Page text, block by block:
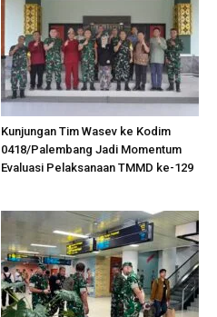
Kunjungan Tim Wasev ke Kodim
0418/Palembang Jadi Momentum
Evaluasi Pelaksanaan TMMD ke-129